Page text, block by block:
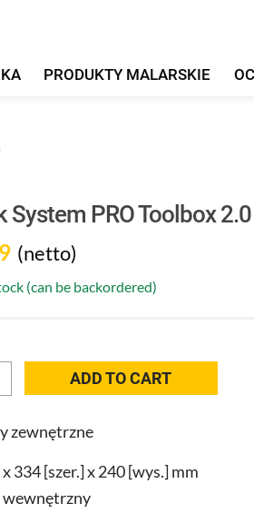
PRODUKTY MALARSKIE
System PRO Toolbox 2.0
(netto)
(can be backordered)
ADD TO CART
zewnętrzne
x 334 [szer.] x 240 [wys.] mm